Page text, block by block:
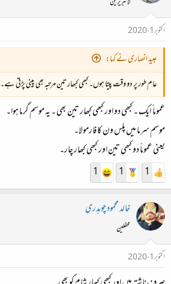
اکتوبر 1، 2020
عبید انصاری نے کہا:
عام طور پر دو وقت پیتا ہوں۔ کبھی کبھار تین مرتبہ بھی پینی پڑتی ہے۔
عموما ً ایک ۔ کبھی دو اور کبھی کبھار تین بھی ۔ یہ موسم گرما ہوا۔
موسم سرما میں پلس ون کا فارمولا۔
یعنی عموماً دو کبھی تین اور کبھی کبھار چار۔
1
1
1
خالد محمود چوہدری
محفلین
اکتوبر 1، 2020